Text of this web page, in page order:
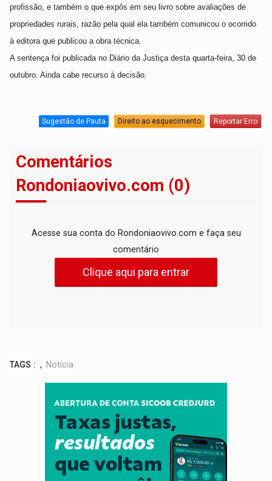
profissão, e também o que expôs em seu livro sobre avaliações de
propriedades rurais, razão pela qual ela também comunicou o ocorrido
à editora que publicou a obra técnica.
A sentença foi publicada no Diário da Justiça desta quarta-feira, 30 de
outubro. Ainda cabe recurso à decisão.
Sugestão de Pauta Direito ao esquecimento Reportar Erro
Comentários
Rondoniaovivo.com (0)
Acesse sua conta do Rondoniaovivo.com e faça seu
comentário
Clique aqui para entrar
TAGS : , Notícia